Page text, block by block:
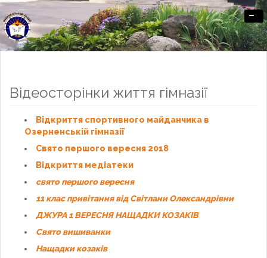
Офіційний сайт Озерненського ліцею
-
Відеосторінки життя гімназії
Відкриття спортивного майданчика в
Озерненській гімназії
Свято першого вересня 2018
Відкриття медіатеки
свято першого вересня
11 клас привітання від Світлани Олександрівни
ДЖУРА 1 ВЕРЕСНЯ НАЩАДКИ КОЗАКІВ
Свято вишиванки
Нащадки козаків